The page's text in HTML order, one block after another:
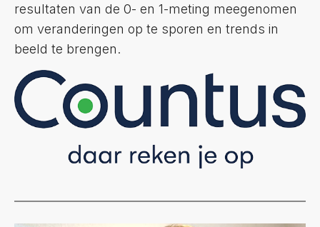
resultaten van de 0- en 1-meting meegenomen
om veranderingen op te sporen en trends in
beeld te brengen.